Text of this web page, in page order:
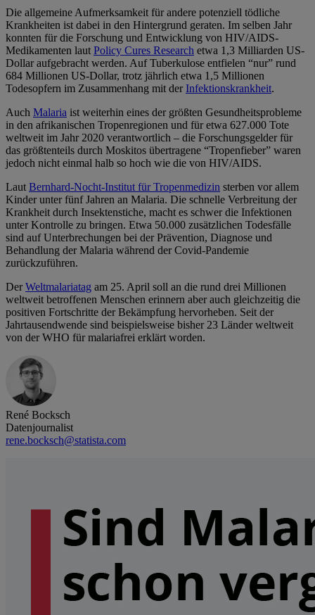
Die allgemeine Aufmerksamkeit für andere potenziell tödliche
Krankheiten ist dabei in den Hintergrund geraten. Im selben Jahr
konnten für die Forschung und Entwicklung von HIV/AIDS-
Medikamenten lautPolicy Cures Research etwa 1,3 Milliarden US-
Dollar aufgebracht werden. Auf Tuberkulose entfielen “nur” rund
684 Millionen US-Dollar, trotz jährlich etwa 1,5 Millionen
Todesopfern im Zusammenhang mit derInfektionskrankheit.
Auch Malaria ist weiterhin eines der größten Gesundheitsprobleme
in den afrikanischen Tropenregionen und für etwa 627.000 Tote
weltweit im Jahr 2020 verantwortlich – die Forschungsgelder für
das größtenteils durch Moskitos übertragene “Tropenfieber” waren
jedoch nicht einmal halb so hoch wie die von HIV/AIDS.
LautBernhard-Nocht-Institut für Tropenmedizin sterben vor allem
Kinder unter fünf Jahren an Malaria. Die schnelle Verbreitung der
Krankheit durch Insektenstiche, macht es schwer die Infektionen
unter Kontrolle zu bringen. Etwa 50.000 zusätzlichen Todesfälle
sind auf Unterbrechungen bei der Prävention, Diagnose und
Behandlung der Malaria während der Covid-Pandemie
zurückzuführen.
DerWeltmalariatag am 25. April soll an die rund drei Millionen
weltweit betroffenen Menschen erinnern aber auch gleichzeitig die
positiven Fortschritte der Bekämpfung hervorheben. Seit der
Jahrtausendwende sind beispielsweise bisher 23 Länder weltweit
von der WHO für malariafrei erklärt worden.
René Bocksch
Datenjournalist
rene.bocksch@statista.com